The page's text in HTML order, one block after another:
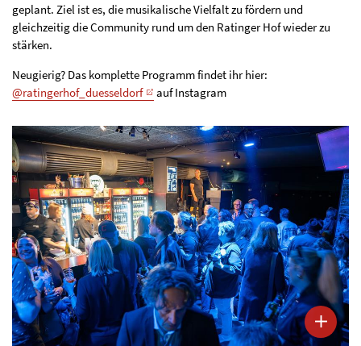
geplant. Ziel ist es, die musikalische Vielfalt zu fördern und
gleichzeitig die Community rund um den Ratinger Hof wieder zu
stärken.
Neugierig? Das komplette Programm findet ihr hier:
@ratingerhof_duesseldorf
auf Instagram